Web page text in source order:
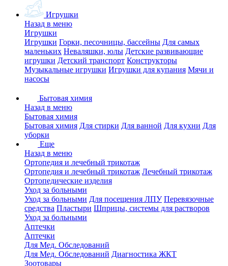
Игрушки
Назад в меню
Игрушки
Игрушки Горки, песочницы, бассейны Для самых
маленьких Неваляшки, юлы Детские развивающие
игрушки Детский транспорт Конструкторы
Музыкальные игрушки Игрушки для купания Мячи и
насосы
Бытовая химия
Назад в меню
Бытовая химия
Бытовая химия Для стирки Для ванной Для кухни Для
уборки
Еще
Назад в меню
Ортопедия и лечебный трикотаж
Ортопедия и лечебный трикотаж Лечебный трикотаж
Ортопедические изделия
Уход за больными
Уход за больными Для посещения ЛПУ Перевязочные
средства Пластыри Шприцы, системы для растворов
Уход за больными
Аптечки
Аптечки
Для Мед. Обследований
Для Мед. Обследований Диагностика ЖКТ
Зоотовары